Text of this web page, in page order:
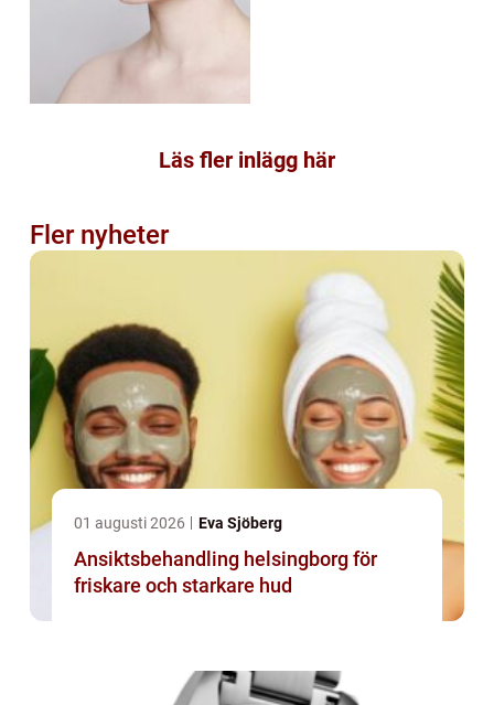
Läs fler inlägg här
Fler nyheter
01 augusti 2026 Eva Sjöberg
Ansiktsbehandling helsingborg för
friskare och starkare hud